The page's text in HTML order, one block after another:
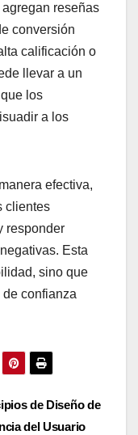
reseñas
conversión
calificación o
llevar a un
los
a los
efectiva,
clientes
responder
Esta
sino que
confianza
de Diseño de
del Usuario